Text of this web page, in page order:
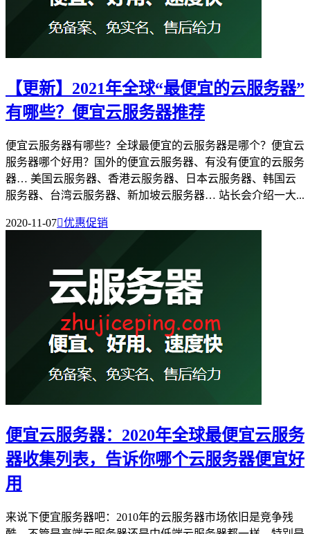
【更新】2021年全球“最便宜的云服务器”
有哪些？便宜云服务器推荐
便宜云服务器有哪些？全球最便宜的云服务器是哪个？便宜云
服务器哪个好用？国外的便宜云服务器、有没有便宜的云服务
器… 美国云服务器、香港云服务器、日本云服务器、韩国云
服务器、台湾云服务器、新加坡云服务器… 站长会介绍一大...
2020-11-07优惠促销
便宜云服务器：2020年全球最便宜云服务
器收集列表，告诉你哪个云服务器便宜好
用
来说下便宜服务器吧：2010年的云服务器市场依旧是竞争残